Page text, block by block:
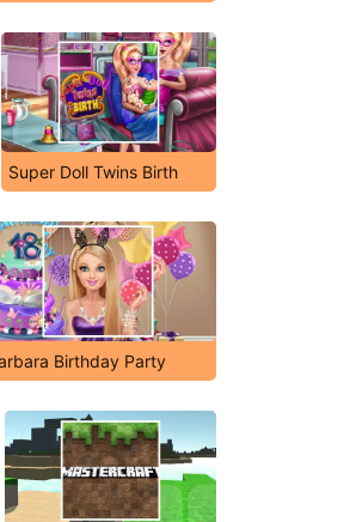
Super Doll Twins Birth
Birthday Party